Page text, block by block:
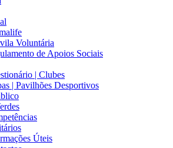
Voluntária
de Apoios Sociais
| Clubes
| Pavilhões Desportivos
Úteis